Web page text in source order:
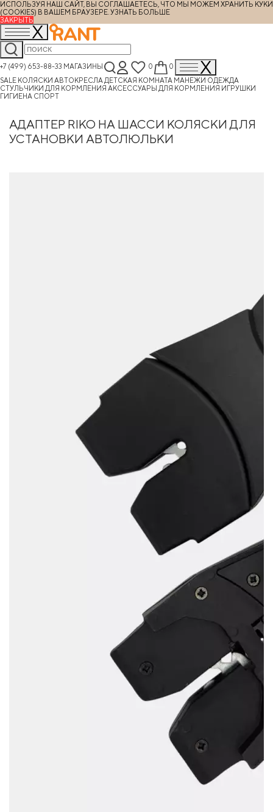
ИСПОЛЬЗУЯ НАШ САЙТ, ВЫ СОГЛАШАЕТЕСЬ, ЧТО МЫ МОЖЕМ ХРАНИТЬ КУКИ
(COOKIES) В ВАШЕМ БРАУЗЕРЕ. УЗНАТЬ БОЛЬШЕ
ЗАКРЫТЬ
+7 (499) 653-88-33 МАГАЗИНЫ 0
0
SALE КОЛЯСКИ АВТОКРЕСЛА ДЕТСКАЯ КОМНАТА МАНЕЖИ ОДЕЖДА
СТУЛЬЧИКИ ДЛЯ КОРМЛЕНИЯ АКСЕССУАРЫ ДЛЯ КОРМЛЕНИЯ ИГРУШКИ
ГИГИЕНА СПОРТ
АДАПТЕР RIKO НА ШАССИ КОЛЯСКИ ДЛЯ
УСТАНОВКИ АВТОЛЮЛЬКИ